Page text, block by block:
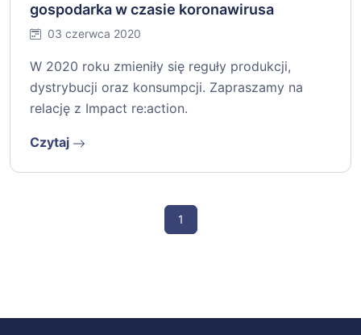
gospodarka w czasie koronawirusa
03 czerwca 2020
W 2020 roku zmieniły się reguły produkcji,
dystrybucji oraz konsumpcji. Zapraszamy na
relację z Impact re:action.
Czytaj
1